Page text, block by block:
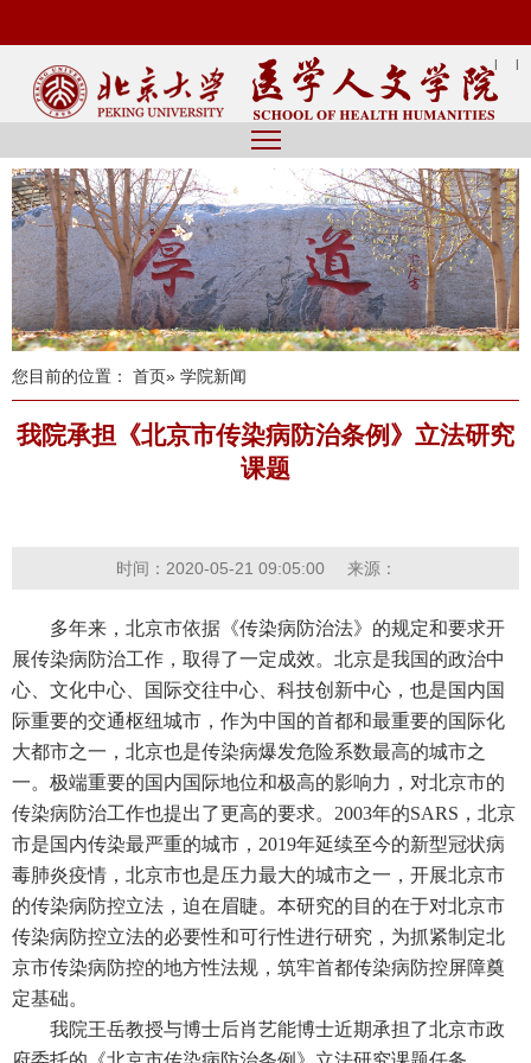
| |
您目前的位置： 首页» 学院新闻
我院承担《北京市传染病防治条例》立法研究
课题
时间：2020-05-21 09:05:00 来源：
多年来，北京市依据《传染病防治法》的规定和要求开
展传染病防治工作，取得了一定成效。北京是我国的政治中
心、文化中心、国际交往中心、科技创新中心，也是国内国
际重要的交通枢纽城市，作为中国的首都和最重要的国际化
大都市之一，北京也是传染病爆发危险系数最高的城市之
一。极端重要的国内国际地位和极高的影响力，对北京市的
传染病防治工作也提出了更高的要求。2003年的SARS，北京
市是国内传染最严重的城市，2019年延续至今的新型冠状病
毒肺炎疫情，北京市也是压力最大的城市之一，开展北京市
的传染病防控立法，迫在眉睫。本研究的目的在于对北京市
传染病防控立法的必要性和可行性进行研究，为抓紧制定北
京市传染病防控的地方性法规，筑牢首都传染病防控屏障奠
定基础。
我院王岳教授与博士后肖艺能博士近期承担了北京市政